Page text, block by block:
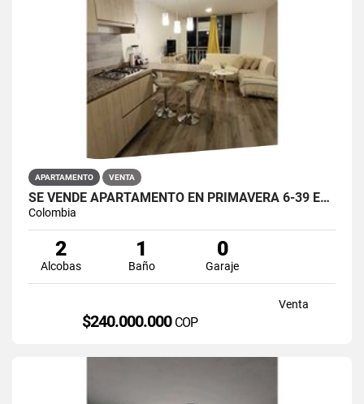
APARTAMENTO VENTA
SE VENDE APARTAMENTO EN PRIMAVERA 6-39 ET 2 PUENTE ARANDA
Colombia
2
Alcobas
1
Baño
0
Garaje
Venta
$240.000.000 COP